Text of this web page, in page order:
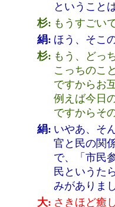
ということ
杉: もうすごい
絹: ほう、そこ
杉: もう、どっ
こっちのこ
ですからお
例えば今日
ですからそ
絹: いやあ、そ
官と民の関
で、「市民
民というた
みがありま
大: さきほど癒